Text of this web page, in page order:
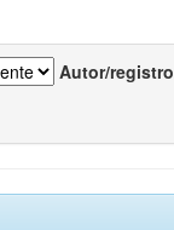
Autor/registro